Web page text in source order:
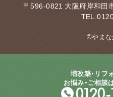
〒596-0821 大阪府岸和田
©やま
増改築・リフ
お悩み・ご相談